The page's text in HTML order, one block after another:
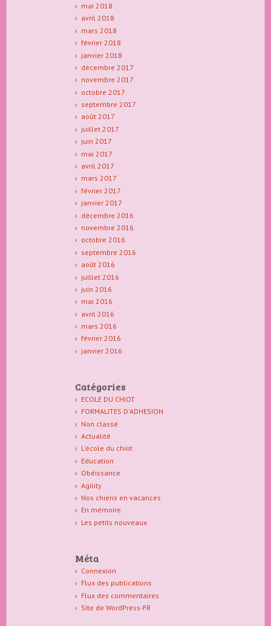
mai 2018
avril 2018
mars 2018
février 2018
janvier 2018
décembre 2017
novembre 2017
octobre 2017
septembre 2017
août 2017
juillet 2017
juin 2017
mai 2017
avril 2017
mars 2017
février 2017
janvier 2017
décembre 2016
novembre 2016
octobre 2016
septembre 2016
août 2016
juillet 2016
juin 2016
mai 2016
avril 2016
mars 2016
février 2016
janvier 2016
Catégories
ECOLE DU CHIOT
FORMALITES D'ADHESION
Non classé
Actualité
L'école du chiot
Education
Obéissance
Agility
Nos chiens en vacances
En mémoire
Les petits nouveaux
Méta
Connexion
Flux des publications
Flux des commentaires
Site de WordPress-FR